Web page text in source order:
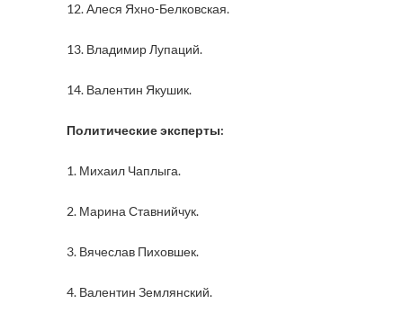
12. Алеся Яхно-Белковская.
13. Владимир Лупаций.
14. Валентин Якушик.
Политические эксперты:
1. Михаил Чаплыга.
2. Марина Ставнийчук.
3. Вячеслав Пиховшек.
4. Валентин Землянский.